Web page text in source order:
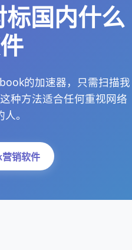
国内什么
的加速器，只需扫描我
种方法适合任何重视网络
。
销软件